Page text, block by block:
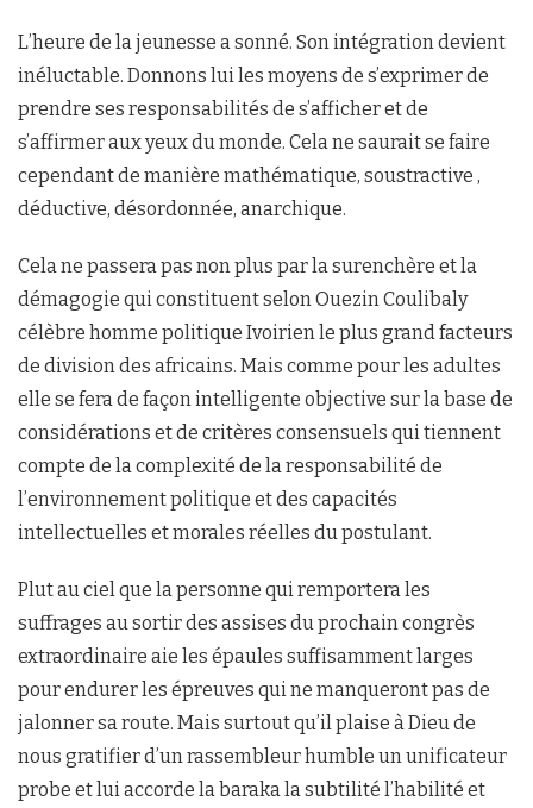
L’heure de la jeunesse a sonné. Son intégration devient
inéluctable. Donnons lui les moyens de s’exprimer de
prendre ses responsabilités de s’afficher et de
s’affirmer aux yeux du monde. Cela ne saurait se faire
cependant de manière mathématique, soustractive ,
déductive, désordonnée, anarchique.
Cela ne passera pas non plus par la surenchère et la
démagogie qui constituent selon Ouezin Coulibaly
célèbre homme politique Ivoirien le plus grand facteurs
de division des africains. Mais comme pour les adultes
elle se fera de façon intelligente objective sur la base de
considérations et de critères consensuels qui tiennent
compte de la complexité de la responsabilité de
l’environnement politique et des capacités
intellectuelles et morales réelles du postulant.
Plut au ciel que la personne qui remportera les
suffrages au sortir des assises du prochain congrès
extraordinaire aie les épaules suffisamment larges
pour endurer les épreuves qui ne manqueront pas de
jalonner sa route. Mais surtout qu’il plaise à Dieu de
nous gratifier d’un rassembleur humble un unificateur
probe et lui accorde la baraka la subtilité l’habilité et